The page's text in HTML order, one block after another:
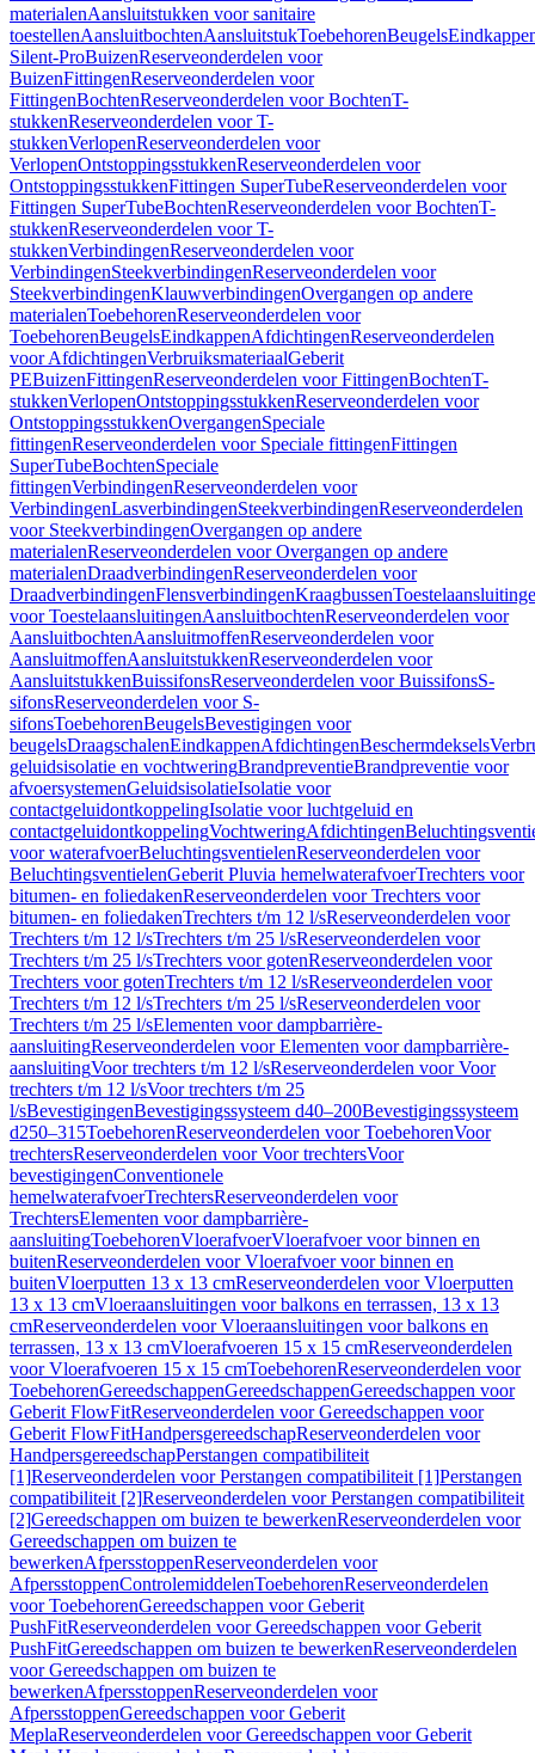
materialenAansluitstukken voor sanitaire
toestellenAansluitbochtenAansluitstukToebehorenBeugels
Silent-ProBuizenReserveonderdelen voor
BuizenFittingenReserveonderdelen voor
FittingenBochtenReserveonderdelen voor BochtenT-
stukkenReserveonderdelen voor T-
stukkenVerlopenReserveonderdelen voor
VerlopenOntstoppingsstukkenReserveonderdelen voor
OntstoppingsstukkenFittingen SuperTubeReserveonderdelen voor
Fittingen SuperTubeBochtenReserveonderdelen voor BochtenT-
stukkenReserveonderdelen voor T-
stukkenVerbindingenReserveonderdelen voor
VerbindingenSteekverbindingenReserveonderdelen voor
SteekverbindingenKlauwverbindingenOvergangen op andere
materialenToebehorenReserveonderdelen voor
ToebehorenBeugelsEindkappenAfdichtingenReserveonderdelen
voor AfdichtingenVerbruiksmateriaalGeberit
PEBuizenFittingenReserveonderdelen voor FittingenBochtenT-
stukkenVerlopenOntstoppingsstukkenReserveonderdelen voor
OntstoppingsstukkenOvergangenSpeciale
fittingenReserveonderdelen voor Speciale fittingenFittingen
SuperTubeBochtenSpeciale
fittingenVerbindingenReserveonderdelen voor
VerbindingenLasverbindingenSteekverbindingenReserveonderdelen
voor SteekverbindingenOvergangen op andere
materialenReserveonderdelen voor Overgangen op andere
materialenDraadverbindingenReserveonderdelen voor
DraadverbindingenFlensverbindingenKraagbussen
voor ToestelaansluitingenAansluitbochtenReserveonderdelen voor
AansluitbochtenAansluitmoffenReserveonderdelen voor
AansluitmoffenAansluitstukkenReserveonderdelen voor
AansluitstukkenBuissifonsReserveonderdelen voor BuissifonsS-
sifonsReserveonderdelen voor S-
sifonsToebehorenBeugelsBevestigingen voor
beugelsDraagschalenEindkappenAfdichtingenBeschermdeksels
geluidsisolatie en vochtweringBrandpreventieBrandpreventie voor
afvoersystemenGeluidsisolatieIsolatie voor
contactgeluidontkoppelingIsolatie voor luchtgeluid en
contactgeluidontkoppelingVochtweringAfdichtingen
voor waterafvoerBeluchtingsventielenReserveonderdelen voor
BeluchtingsventielenGeberit Pluvia hemelwaterafvoerTrechters voor
bitumen- en foliedakenReserveonderdelen voor Trechters voor
bitumen- en foliedakenTrechters t/m 12 l/sReserveonderdelen voor
Trechters t/m 12 l/sTrechters t/m 25 l/sReserveonderdelen voor
Trechters t/m 25 l/sTrechters voor gotenReserveonderdelen voor
Trechters voor gotenTrechters t/m 12 l/sReserveonderdelen voor
Trechters t/m 12 l/sTrechters t/m 25 l/sReserveonderdelen voor
Trechters t/m 25 l/sElementen voor dampbarrière-
aansluitingReserveonderdelen voor Elementen voor dampbarrière-
aansluitingVoor trechters t/m 12 l/sReserveonderdelen voor Voor
trechters t/m 12 l/sVoor trechters t/m 25
l/sBevestigingenBevestigingssysteem d40–200Bevestigingssysteem
d250–315ToebehorenReserveonderdelen voor ToebehorenVoor
trechtersReserveonderdelen voor Voor trechtersVoor
bevestigingenConventionele
hemelwaterafvoerTrechtersReserveonderdelen voor
TrechtersElementen voor dampbarrière-
aansluitingToebehorenVloerafvoerVloerafvoer voor binnen en
buitenReserveonderdelen voor Vloerafvoer voor binnen en
buitenVloerputten 13 x 13 cmReserveonderdelen voor Vloerputten
13 x 13 cmVloeraansluitingen voor balkons en terrassen, 13 x 13
cmReserveonderdelen voor Vloeraansluitingen voor balkons en
terrassen, 13 x 13 cmVloerafvoeren 15 x 15 cmReserveonderdelen
voor Vloerafvoeren 15 x 15 cmToebehorenReserveonderdelen voor
ToebehorenGereedschappenGereedschappenGereedschappen voor
Geberit FlowFitReserveonderdelen voor Gereedschappen voor
Geberit FlowFitHandpersgereedschapReserveonderdelen voor
HandpersgereedschapPerstangen compatibiliteit
[1]Reserveonderdelen voor Perstangen compatibiliteit [1]Perstangen
compatibiliteit [2]Reserveonderdelen voor Perstangen compatibiliteit
[2]Gereedschappen om buizen te bewerkenReserveonderdelen voor
Gereedschappen om buizen te
bewerkenAfpersstoppenReserveonderdelen voor
AfpersstoppenControlemiddelenToebehorenReserveonderdelen
voor ToebehorenGereedschappen voor Geberit
PushFitReserveonderdelen voor Gereedschappen voor Geberit
PushFitGereedschappen om buizen te bewerkenReserveonderdelen
voor Gereedschappen om buizen te
bewerkenAfpersstoppenReserveonderdelen voor
AfpersstoppenGereedschappen voor Geberit
MeplaReserveonderdelen voor Gereedschappen voor Geberit